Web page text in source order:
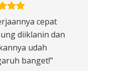
cepat
diiklanin dan
udah
banget!”